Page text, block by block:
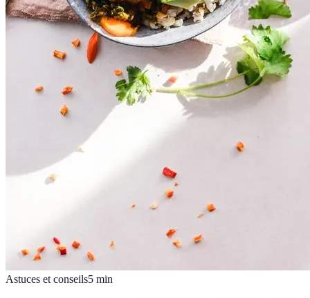
Astuces et conseils5 min